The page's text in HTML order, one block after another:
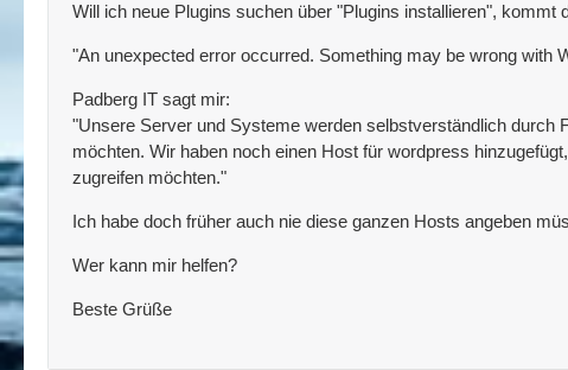
Will ich neue Plugins suchen über "Plugins installieren", kommt
"An unexpected error occurred. Something may be wrong with
Padberg IT sagt mir:
"Unsere Server und Systeme werden selbstverständlich durch
möchten. Wir haben noch einen Host für wordpress
zugreifen möchten."
Ich habe doch früher auch nie diese ganzen Hosts angeben
Wer kann mir helfen?
Beste Grüße